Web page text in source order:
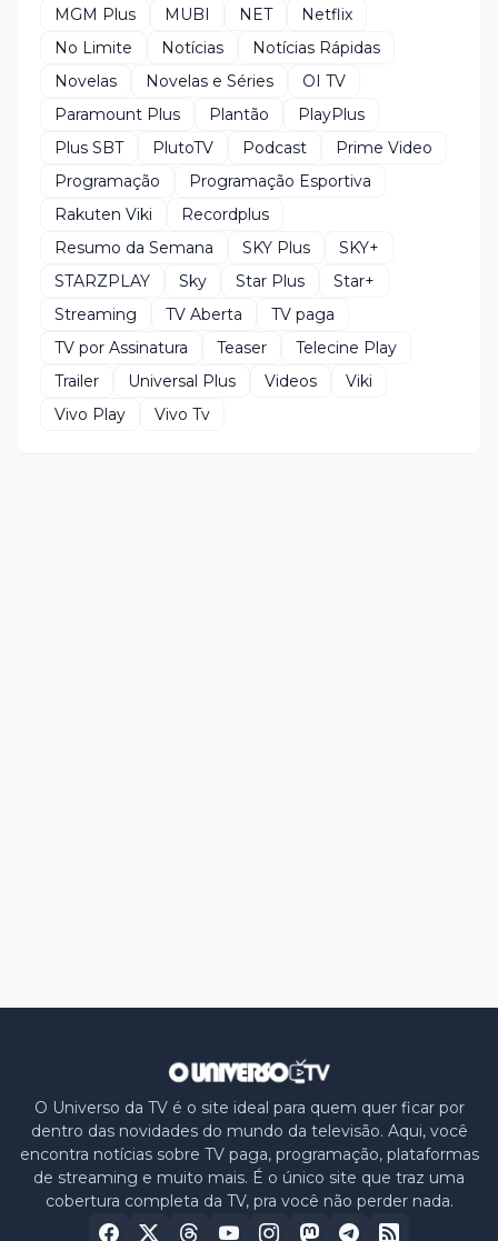
MGM Plus
MUBI NET
Netflix
No Limite
Notícias
Notícias Rápidas
Novelas
Novelas e Séries
OI TV
Paramount Plus
Plantão
PlayPlus
Plus SBT
PlutoTV Podcast
Prime Video
Programação
Programação Esportiva
Rakuten Viki
Recordplus
Resumo da Semana
SKY Plus
SKY+
STARZPLAY
Sky Star Plus
Star+
Streaming
TV Aberta
TV paga
TV por Assinatura
Teaser
Telecine Play
Trailer
Universal Plus Videos
Viki
Vivo Play
Vivo Tv
O Universo da TV é o site ideal para quem quer ficar por
dentro das novidades do mundo da televisão. Aqui, você
encontra notícias sobre TV paga, programação, plataformas
de streaming e muito mais. É o único site que traz uma
cobertura completa da TV, pra você não perder nada.